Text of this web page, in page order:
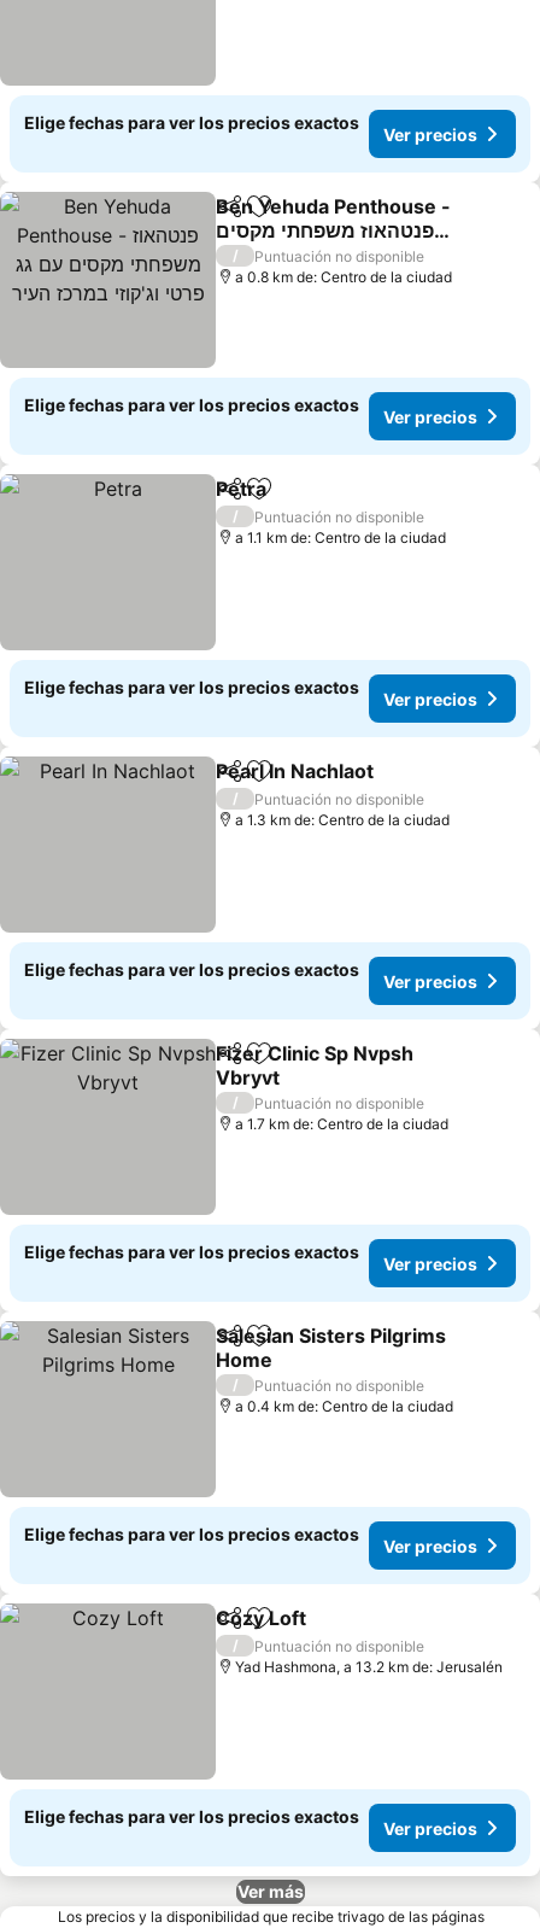
Elige fechas para ver los precios exactos
Ver precios
CompartirAgregar a favoritos
Ben Yehuda Penthouse -
פנטהאוז משפחתי מקסים
עם גג פרטי וג'קוזי במרכז
העיר
/
Puntuación no disponible
a 0.8 km de: Centro de la ciudad
Elige fechas para ver los precios exactos
Ver precios
CompartirAgregar a favoritos
Petra
/
Puntuación no disponible
a 1.1 km de: Centro de la ciudad
Elige fechas para ver los precios exactos
Ver precios
CompartirAgregar a favoritos
Pearl In Nachlaot
/
Puntuación no disponible
a 1.3 km de: Centro de la ciudad
Elige fechas para ver los precios exactos
Ver precios
CompartirAgregar a favoritos
Fizer Clinic Sp Nvpsh
Vbryvt
/
Puntuación no disponible
a 1.7 km de: Centro de la ciudad
Elige fechas para ver los precios exactos
Ver precios
CompartirAgregar a favoritos
Salesian Sisters Pilgrims
Home
/
Puntuación no disponible
a 0.4 km de: Centro de la ciudad
Elige fechas para ver los precios exactos
Ver precios
CompartirAgregar a favoritos
Cozy Loft
/
Puntuación no disponible
Yad Hashmona, a 13.2 km de: Jerusalén
Elige fechas para ver los precios exactos
Ver precios
Ver más
Los precios y la disponibilidad que recibe trivago de las páginas